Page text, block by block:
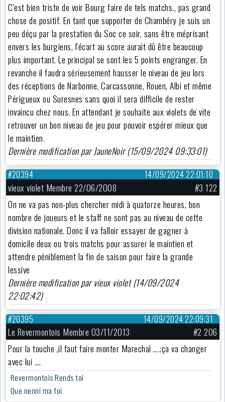
C'est bien triste de voir Bourg faire de tels matchs., pas grand
chose de positif. En tant que supporter de Chambéry je suis un
peu déçu par la prestation du Soc ce soir, sans être méprisant
envers les burgiens, l'écart au score aurait dû être beaucoup
plus important. Le principal se sont les 5 points engranger. En
revanche il faudra sérieusement hausser le niveau de jeu lors
des réceptions de Narbonne, Carcassonne, Rouen, Albi et même
Périgueux ou Suresnes sans quoi il sera difficile de rester
invaincu chez nous. En attendant je souhaite aux violets de vite
retrouver un bon niveau de jeu pour pouvoir espérer mieux que
le maintien.
Dernière modification par JauneNoir (15/09/2024 09:33:01)
14/09/2024 22:01:10
#20394
vieux violet Membre 22/06/2008
#3 122
On ne va pas non-plus chercher midi à quatorze heures, bon
nombre de joueurs et le staff ne sont pas au niveau de cette
division nationale. Donc il va falloir essayer de gagner à
domicile deux ou trois matchs pour assurer le maintien et
attendre péniblement la fin de saison pour faire la grande
lessive
Dernière modification par vieux violet (14/09/2024
22:02:42)
14/09/2024 22:09:31
#20395
Le Revermontois Membre 03/11/2013
#2 206
Pour la touche ,il faut faire monter Marechal ….;ça va changer
avec lui ….
Revermontois Rends toi
Que nenni ma foi